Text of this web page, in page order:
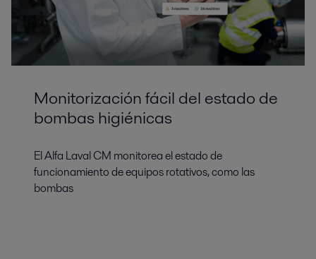
Monitorización fácil del estado de
bombas higiénicas
El Alfa Laval CM monitorea el estado de
funcionamiento de equipos rotativos, como las
bombas